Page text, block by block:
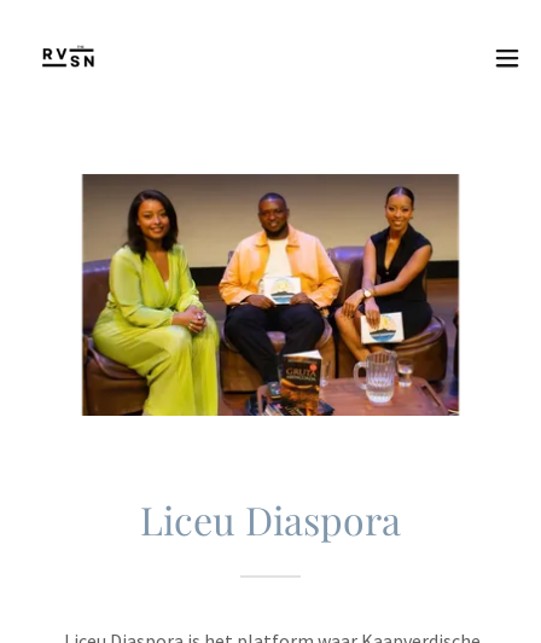
Liceu Diaspora